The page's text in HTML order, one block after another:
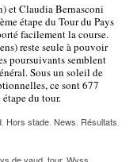
et Claudia Bernasconi
étape du Tour du Pays
facilement la course.
reste seule à pouvoir
poursuivants semblent
Sous un soleil de
ce sont 677
du tour.
Hors stade News Résultats